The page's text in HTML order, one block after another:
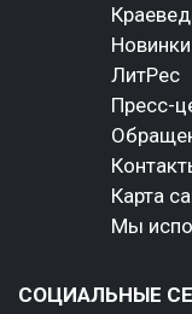
Новинки
ЛитРес
Пресс-
Карта
Мы
СОЦИАЛЬНЫЕ